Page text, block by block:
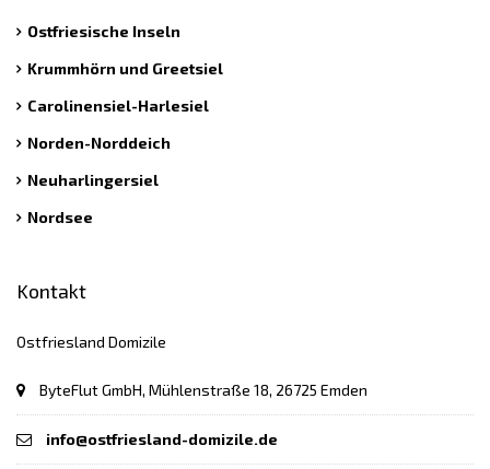
Ostfriesische Inseln
Krummhörn und Greetsiel
Carolinensiel-Harlesiel
Norden-Norddeich
Neuharlingersiel
Nordsee
Kontakt
Ostfriesland Domizile
ByteFlut GmbH, Mühlenstraße 18, 26725 Emden
info@ostfriesland-domizile.de